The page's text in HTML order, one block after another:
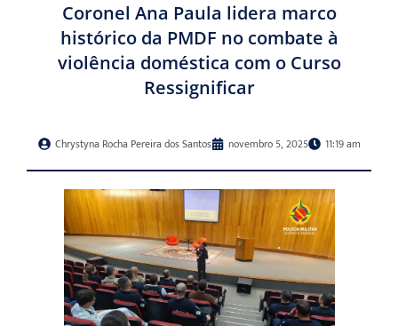
Coronel Ana Paula lidera marco
histórico da PMDF no combate à
violência doméstica com o Curso
Ressignificar
Chrystyna Rocha Pereira dos Santos novembro 5, 2025 11:19 am